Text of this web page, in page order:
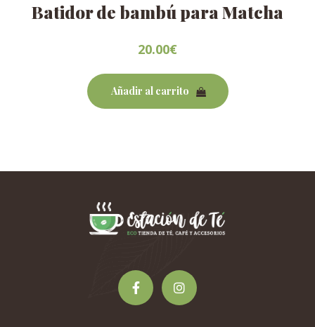
Batidor de bambú para Matcha
20.00€
Añadir al carrito